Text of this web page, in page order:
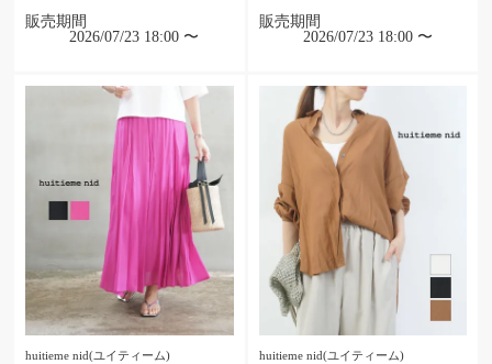
販売期間
2026/07/23 18:00 〜
販売期間
2026/07/23 18:00 〜
huitieme nid(ユイティーム)
huitieme nid(ユイティーム)